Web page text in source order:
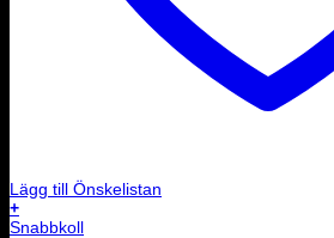
Lägg till Önskelistan
+
Snabbkoll